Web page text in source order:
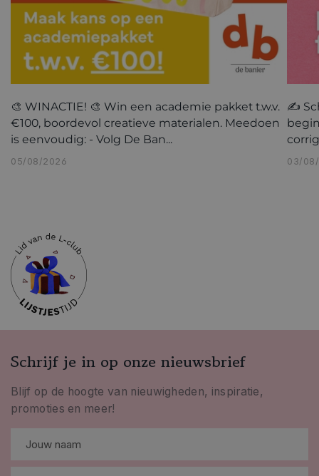
🎨 WINACTIE! 🎨 Win een academie pakket t.w.v.
€100, boordevol creatieve materialen. Meedoen
is eenvoudig: - Volg De Ban...
05/08/2026
✍️
03/
Schrijf je in op onze nieuwsbrief
Blijf op de hoogte van nieuwigheden, inspiratie,
promoties en meer!